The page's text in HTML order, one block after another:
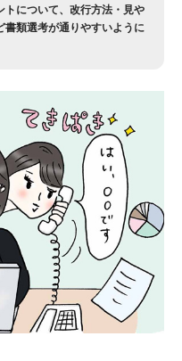
トについて、改行方法・見や
書類選考が通りやすいように